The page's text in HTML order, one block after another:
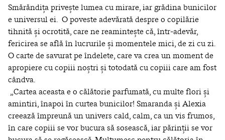
Smărăndița privește lumea cu mirare, iar grădina bunicilor
e universul ei. O poveste adevărată despre o copilărie
tihnită și ocrotită, care ne reamintește că, într-adevăr,
fericirea se află în lucrurile și momentele mici, de zi cu zi.
O carte de savurat pe îndelete, care va crea un moment de
apropiere cu copiii noștri și totodată cu copiii care am fost
cândva.
„Cartea aceasta e o călătorie parfumată, cu multe flori și
amintiri, înapoi în curtea bunicilor! Smaranda și Alexia
creează împreună un univers cald, calm, ca un vis frumos,
în care copiii se vor bucura să sosească, iar părinții se vor